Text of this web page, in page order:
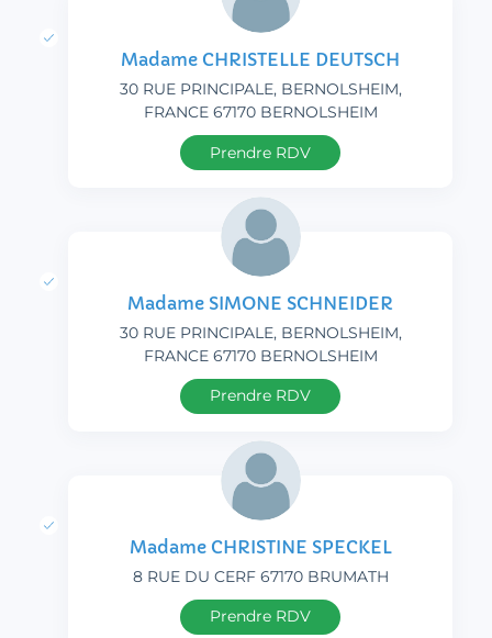
Madame CHRISTELLE DEUTSCH
30 RUE PRINCIPALE, BERNOLSHEIM,
FRANCE 67170 BERNOLSHEIM
Prendre RDV
Madame SIMONE SCHNEIDER
30 RUE PRINCIPALE, BERNOLSHEIM,
FRANCE 67170 BERNOLSHEIM
Prendre RDV
Madame CHRISTINE SPECKEL
8 RUE DU CERF 67170 BRUMATH
Prendre RDV